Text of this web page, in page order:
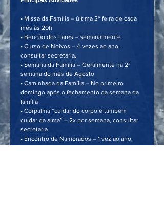
• Missa da Família – última 2ª feira de cada
mês às 20h
• Benção dos Lares – semanalmente.
• Curso de Noivos – 4 vezes ao ano,
consultar secretaria.
• Semana da Família – Geralmente na 2ª
semana do mês de Agosto
• Caminhada da Família – No primeiro
domingo após o fechamento da semana da
família
• Corpalma “cuidar do corpo é também
cuidar da alma” – 2x por semana, consultar
secretaria
• Encontro de Namorados – 1 vez ao ano,